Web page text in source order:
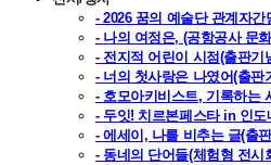
- 2026 꿈의 예술단 관계자간
- 나의 여정은, (공항공사 문
- 전지적 어린이 시점(출판기
- 너의 첫사랑은 나였어(출판
- 호모아키비스트, 기록하는
- 두잇! 치르본페스타 in 인도
- 에세이, 나를 비추는 글(출
- 동네의 단어들(체험형 전시